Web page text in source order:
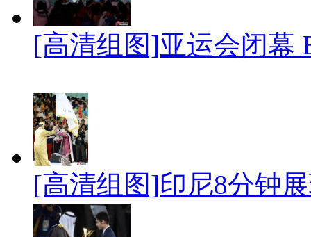
[高清组图]亚运会闭幕
[高清组图]印尼8分钟